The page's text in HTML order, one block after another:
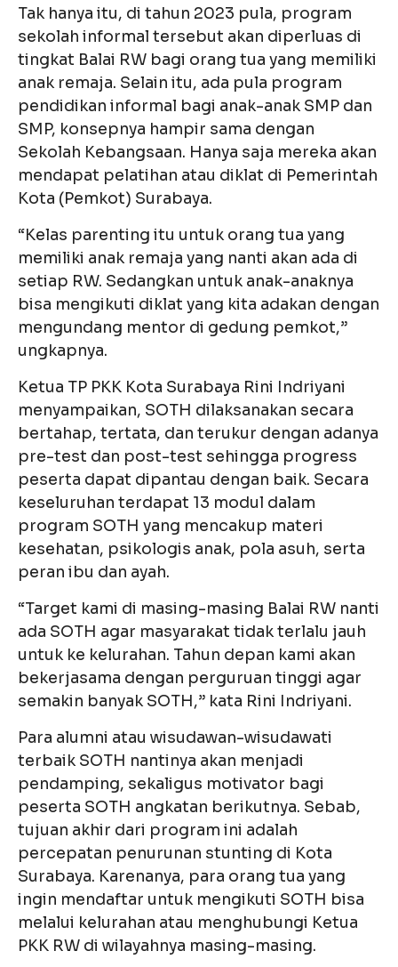
Tak hanya itu, di tahun 2023 pula, program
sekolah informal tersebut akan diperluas di
tingkat Balai RW bagi orang tua yang memiliki
anak remaja. Selain itu, ada pula program
pendidikan informal bagi anak-anak SMP dan
SMP, konsepnya hampir sama dengan
Sekolah Kebangsaan. Hanya saja mereka akan
mendapat pelatihan atau diklat di Pemerintah
Kota (Pemkot) Surabaya.
“Kelas parenting itu untuk orang tua yang
memiliki anak remaja yang nanti akan ada di
setiap RW. Sedangkan untuk anak-anaknya
bisa mengikuti diklat yang kita adakan dengan
mengundang mentor di gedung pemkot,”
ungkapnya.
Ketua TP PKK Kota Surabaya Rini Indriyani
menyampaikan, SOTH dilaksanakan secara
bertahap, tertata, dan terukur dengan adanya
pre-test dan post-test sehingga progress
peserta dapat dipantau dengan baik. Secara
keseluruhan terdapat 13 modul dalam
program SOTH yang mencakup materi
kesehatan, psikologis anak, pola asuh, serta
peran ibu dan ayah.
“Target kami di masing-masing Balai RW nanti
ada SOTH agar masyarakat tidak terlalu jauh
untuk ke kelurahan. Tahun depan kami akan
bekerjasama dengan perguruan tinggi agar
semakin banyak SOTH,” kata Rini Indriyani.
Para alumni atau wisudawan-wisudawati
terbaik SOTH nantinya akan menjadi
pendamping, sekaligus motivator bagi
peserta SOTH angkatan berikutnya. Sebab,
tujuan akhir dari program ini adalah
percepatan penurunan stunting di Kota
Surabaya. Karenanya, para orang tua yang
ingin mendaftar untuk mengikuti SOTH bisa
melalui kelurahan atau menghubungi Ketua
PKK RW di wilayahnya masing-masing.